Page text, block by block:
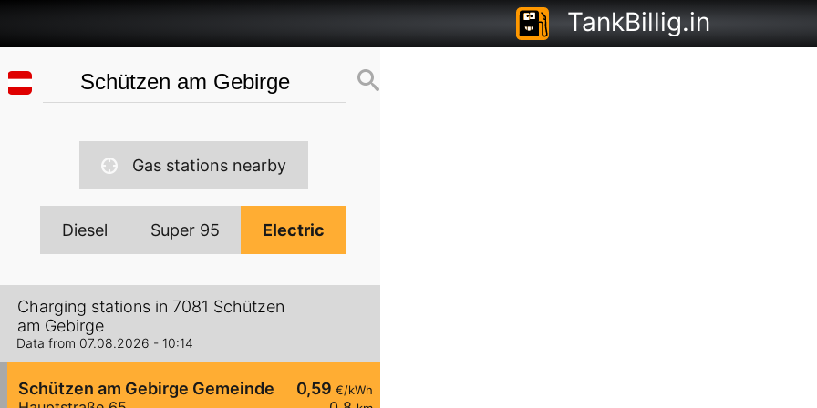
TankBillig.in
Gas stations nearby
Diesel Super 95 Electric
Charging stations in 7081 Schützen
am Gebirge
Data from 07.08.2026 - 10:14
0,59 €/kWh
Schützen am Gebirge Gemeinde